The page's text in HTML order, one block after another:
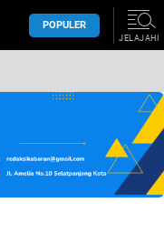
POPULER
JELAJAHI